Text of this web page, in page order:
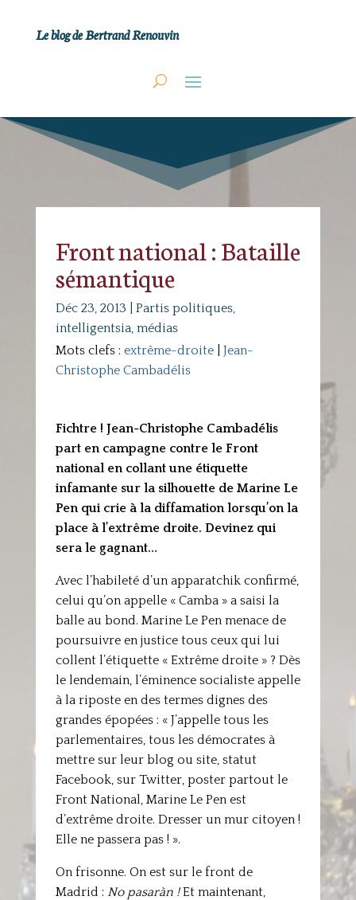
Le blog de Bertrand Renouvin
Front national : Bataille
sémantique
Déc 23, 2013
Partis politiques,
intelligentsia, médias
Mots clefs : extrême-droite| Jean-
Christophe Cambadélis
Fichtre ! Jean-Christophe Cambadélis
part en campagne contre le Front
national en collant une étiquette
infamante sur la silhouette de Marine Le
Pen qui crie à la diffamation lorsqu’on la
place à l’extrême droite. Devinez qui
sera le gagnant…
Avec l’habileté d’un apparatchik confirmé,
celui qu’on appelle « Camba » a saisi la
balle au bond. Marine Le Pen menace de
poursuivre en justice tous ceux qui lui
collent l’étiquette « Extrême droite » ? Dès
le lendemain, l’éminence socialiste appelle
à la riposte en des termes dignes des
grandes épopées : « J’appelle tous les
parlementaires, tous les démocrates à
mettre sur leur blog ou site, statut
Facebook, sur Twitter, poster partout le
Front National, Marine Le Pen est
d’extrême droite. Dresser un mur citoyen !
Elle ne passera pas ! ».
On frisonne. On est sur le front de
Madrid : No pasaràn !Et maintenant,